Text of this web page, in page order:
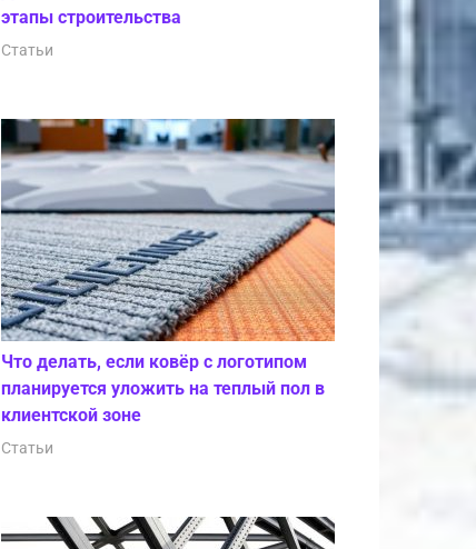
этапы строительства
Статьи
Что делать, если ковёр с логотипом
планируется уложить на теплый пол в
клиентской зоне
Статьи